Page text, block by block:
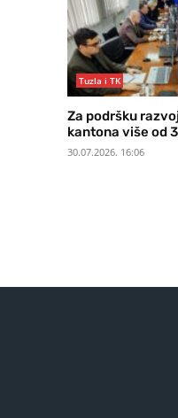
Tuzla i TK
Za podršku
kantona više od
30.07.2026. 16:06